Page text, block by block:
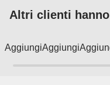
Altri clienti
AggiungiAggiungi